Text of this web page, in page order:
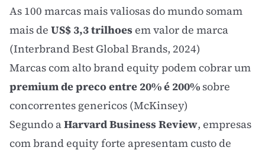
As 100 marcas mais valiosas do mundo somam
mais de US$ 3,3 trilhoes em valor de marca
(Interbrand Best Global Brands, 2024)
Marcas com alto brand equity podem cobrar um
premium de preco entre 20% é 200% sobre
concorrentes genericos (McKinsey)
Segundo aHarvard Business Review, empresas
com brand equity forte apresentam custo de